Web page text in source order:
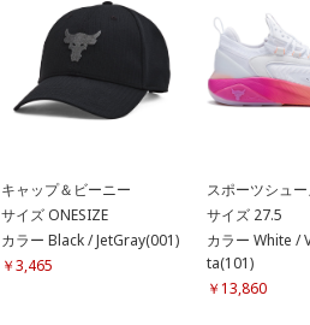
キャップ＆ビーニー
サイズ ONESIZE
カラー Black / JetGray(001)
￥3,465
スポーツシュ
サイズ 27.5
カラー White /
ta(101)
￥13,860